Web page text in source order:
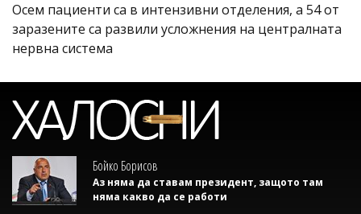
Осем пациенти са в интензивни отделения, а 54 от
заразените са развили усложнения на централната
нервна система
Бойко Борисов
Аз няма да ставам президент, защото там
няма какво да се работи